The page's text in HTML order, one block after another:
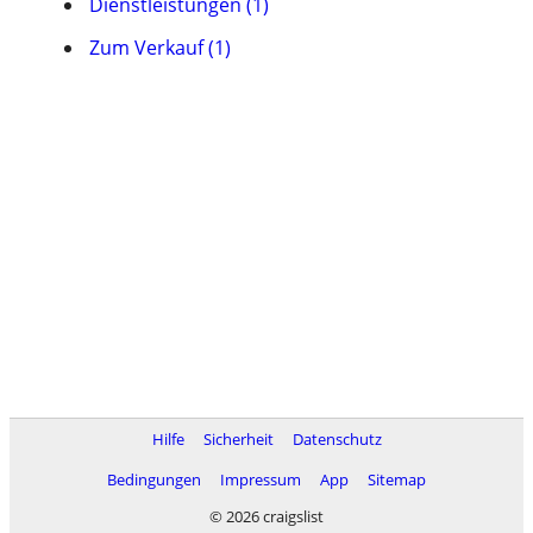
Zum Verkauf (1)
Hilfe Sicherheit
Datenschutz
Bedingungen
Impressum App
Sitemap
© 2026 craigslist